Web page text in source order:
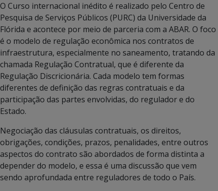
O Curso internacional inédito é realizado pelo Centro de
Pesquisa de Serviços Públicos (PURC) da Universidade da
Flórida e acontece por meio de parceria com a ABAR. O foco
é o modelo de regulação econômica nos contratos de
infraestrutura, especialmente no saneamento, tratando da
chamada Regulação Contratual, que é diferente da
Regulação Discricionária. Cada modelo tem formas
diferentes de definição das regras contratuais e da
participação das partes envolvidas, do regulador e do
Estado.
Negociação das cláusulas contratuais, os direitos,
obrigações, condições, prazos, penalidades, entre outros
aspectos do contrato são abordados de forma distinta a
depender do modelo, e essa é uma discussão que vem
sendo aprofundada entre reguladores de todo o País.